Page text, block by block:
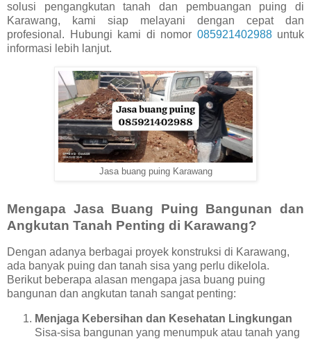
solusi pengangkutan tanah dan pembuangan puing di
Karawang, kami siap melayani dengan cepat dan
profesional. Hubungi kami di nomor 085921402988untuk
informasi lebih lanjut.
Jasa buang puing Karawang
Mengapa Jasa Buang Puing Bangunan dan
Angkutan Tanah Penting di Karawang?
Dengan adanya berbagai proyek konstruksi di Karawang,
ada banyak puing dan tanah sisa yang perlu dikelola.
Berikut beberapa alasan mengapa jasa buang puing
bangunan dan angkutan tanah sangat penting:
Menjaga Kebersihan dan Kesehatan Lingkungan
Sisa-sisa bangunan yang menumpuk atau tanah yang